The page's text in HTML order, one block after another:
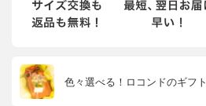
色々選べる！ロコンドのギフト